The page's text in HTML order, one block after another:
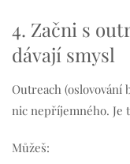
4. Začni s
dávají smysl
Outreach (oslovování
nic nepříjemného. Je
Můžeš: